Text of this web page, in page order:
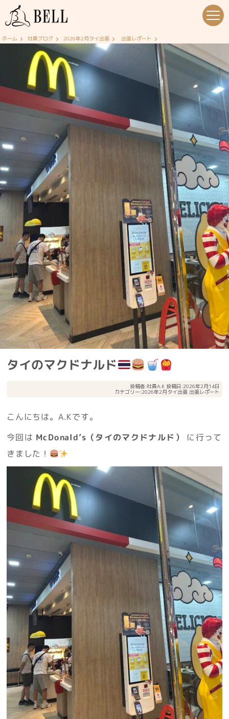
ホーム 社員ブログ 2026年2月タイ出張 出張レポート
タイのマクドナルド
投稿者:社員A.K 投稿日:2026年2月14日
カテゴリー:2026年2月タイ出張 出張レポート
こんにちは。A.Kです。
今回は McDonald’s（タイのマクドナルド） に行って
きました！